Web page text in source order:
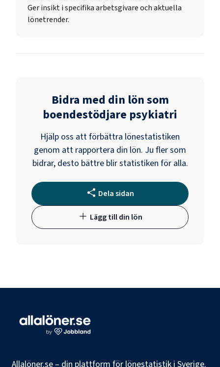
Ger insikt i specifika arbetsgivare och aktuella
lönetrender.
Bidra med din lön som
boendestödjare psykiatri
Hjälp oss att förbättra lönestatistiken
genom att rapportera din lön. Ju fler som
bidrar, desto bättre blir statistiken för alla.
Dela sidan
Lägg till din lön
Allalöner.se – din plattform för lönestatistik i Sverige.